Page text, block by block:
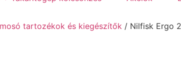
tartozékok és kiegészítők / Nilfisk Ergo